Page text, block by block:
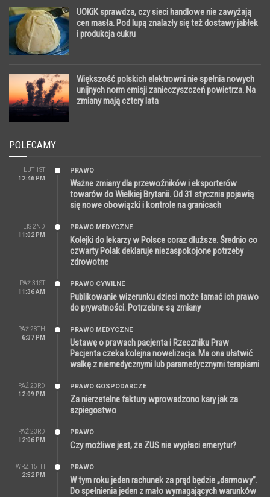
UOKiK sprawdza, czy sieci handlowe nie zawyżają
cen masła. Pod lupą znalazły się też dostawy jabłek
i produkcja cukru
Większość polskich elektrowni nie spełnia nowych
unijnych norm emisji zanieczyszczeń powietrza. Na
zmiany mają cztery lata
POLECAMY
LUT 1ST
12:46 PM
PRAWO
Ważne zmiany dla przewoźników i eksporterów
towarów do Wielkiej Brytanii. Od 31 stycznia pojawią
się nowe obowiązki i kontrole na granicach
LIS 2ND
11:02 PM
PRAWO MEDYCZNE
Kolejki do lekarzy w Polsce coraz dłuższe. Średnio co
czwarty Polak deklaruje niezaspokojone potrzeby
zdrowotne
PAŹ 31ST
11:36 AM
PRAWO CYWILNE
Publikowanie wizerunku dzieci może łamać ich prawo
do prywatności. Potrzebne są zmiany
PAŹ 28TH
6:37 PM
PRAWO MEDYCZNE
Ustawę o prawach pacjenta i Rzeczniku Praw
Pacjenta czeka kolejna nowelizacja. Ma ona ułatwić
walkę z niemedycznymi lub paramedycznymi terapiami
PAŹ 23RD
12:09 PM
PRAWO GOSPODARCZE
Za nierzetelne faktury wprowadzono kary jak za
szpiegostwo
PAŹ 23RD
12:06 PM
PRAWO
Czy możliwe jest, że ZUS nie wypłaci emerytur?
WRZ 15TH
2:52 PM
PRAWO
W tym roku jeden rachunek za prąd będzie „darmowy”.
Do spełnienia jeden z mało wymagających warunków